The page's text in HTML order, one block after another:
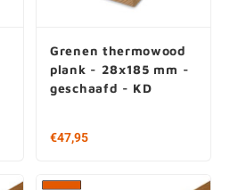
Grenen thermowood
plank - 28x185 mm -
geschaafd - KD
€47,95